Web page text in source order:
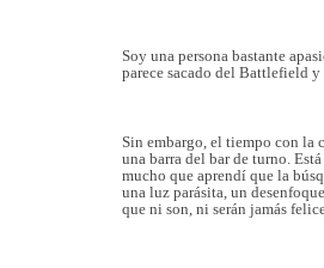
Soy una persona bastante
parece sacado del Battlefield
Sin embargo, el tiempo con la
una barra del bar de turno.
mucho que aprendí que la
una luz parásita, un
que ni son, ni serán jamás